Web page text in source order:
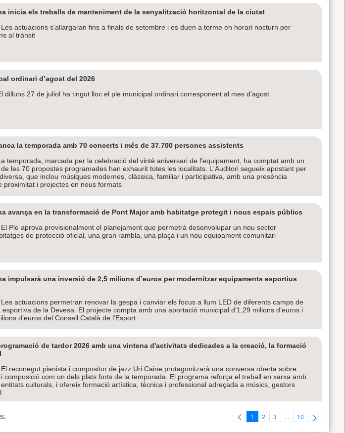
inicia els treballs de manteniment de la senyalització horitzontal de la ciutat
Les actuacions s'allargaran fins a finals de setembre i es duen a terme en horari nocturn per
al trànsit
ordinari d’agost del 2026
dilluns 27 de juliol ha tingut lloc el ple municipal ordinari corresponent al mes d’agost
la temporada amb 70 concerts i més de 37.700 persones assistents
temporada, marcada per la celebració del vintè aniversari de l'equipament, ha comptat amb un
les 70 propostes programades han exhaurit totes les localitats. L'Auditori segueix apostant per
que inclou músiques modernes, clàssica, familiar i participativa, amb una presència
proximitat i projectes en nous formats
avança en la transformació de Pont Major amb habitatge protegit i nous espais públics
El Ple aprova provisionalment el planejament que permetrà desenvolupar un nou sector
de protecció oficial, una gran rambla, una plaça i un nou equipament comunitari
impulsarà una inversió de 2,5 milions d’euros per modernitzar equipaments esportius
Les actuacions permetran renovar la gespa i canviar els focus a llum LED de diferents camps de
de la Devesa. El projecte compta amb una aportació municipal d’1,29 milions d’euros i
d’euros del Consell Català de l’Esport
de tardor 2026 amb una vintena d'activitats dedicades a la creació, la formació
El reconegut pianista i compositor de jazz Uri Caine protagonitzarà una conversa oberta sobre
composició com un dels plats forts de la temporada. El programa reforça el treball en xarxa amb
culturals, i ofereix formació artística, tècnica i professional adreçada a músics, gestors
Pàgina
1 Pàgina
2 Pàgina
3 ...Pàgines intermèdies
Pàgina
10